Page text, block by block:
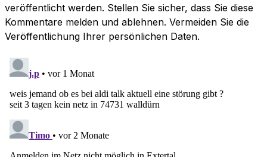
veröffentlicht werden. Stellen Sie sicher, dass Sie diese
Kommentare melden und ablehnen. Vermeiden Sie die
Veröffentlichung Ihrer persönlichen Daten.